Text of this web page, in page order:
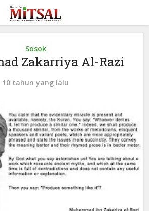
Sosok
Zakarriya Al-Razi
10 tahun yang lalu